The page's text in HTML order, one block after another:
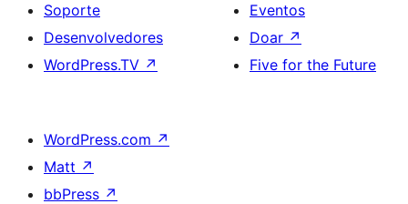
Soporte
Desenvolvedores
WordPress.TV ↗
Eventos
Doar ↗
Five for the Future
WordPress.com ↗
Matt ↗
bbPress ↗